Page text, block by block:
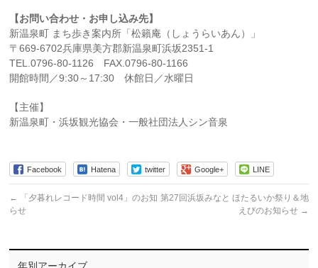
【お問い合わせ・お申し込み先】
新温泉町 まち歩き案内所「松籟庵（しょうらいあん）」
〒669-6702兵庫県美方郡新温泉町浜坂2351-1
TEL.0796-80-1126 FAX.0796-80-1166
開館時間／9:30～17:30 休館日／水曜日
【主催】
新温泉町・浜坂観光協会・一般社団法人シン音泉
Facebook Hatena twitter Google+ LINE
←
「夕暮れレコード時間 vol4」のお知
らせ
第27回浜坂みなと ほたるいか祭り＆地
えびのお知らせ →
年別アーカイブ